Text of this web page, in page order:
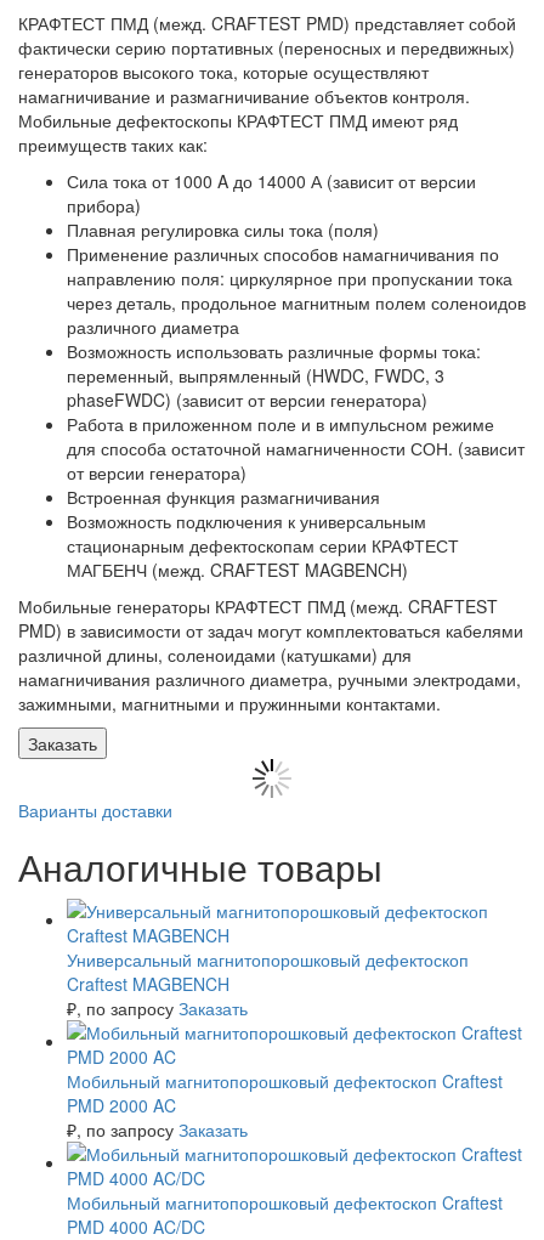
КРАФТЕСТ ПМД (межд. CRAFTEST PMD) представляет собой
фактически серию портативных (переносных и передвижных)
генераторов высокого тока, которые осуществляют
намагничивание и размагничивание объектов контроля.
Мобильные дефектоскопы КРАФТЕСТ ПМД имеют ряд
преимуществ таких как:
Сила тока от 1000 A до 14000 А (зависит от версии
прибора)
Плавная регулировка силы тока (поля)
Применение различных способов намагничивания по
направлению поля: циркулярное при пропускании тока
через деталь, продольное магнитным полем соленоидов
различного диаметра
Возможность использовать различные формы тока:
переменный, выпрямленный (HWDC, FWDC, 3
phaseFWDC) (зависит от версии генератора)
Работа в приложенном поле и в импульсном режиме
для способа остаточной намагниченности СОН. (зависит
от версии генератора)
Встроенная функция размагничивания
Возможность подключения к универсальным
стационарным дефектоскопам серии КРАФТЕСТ
МАГБЕНЧ (межд. CRAFTEST MAGBENCH)
Мобильные генераторы КРАФТЕСТ ПМД (межд. CRAFTEST
PMD) в зависимости от задач могут комплектоваться кабелями
различной длины, соленоидами (катушками) для
намагничивания различного диаметра, ручными электродами,
зажимными, магнитными и пружинными контактами.
Заказать
Варианты доставки
Аналогичные товары
Универсальный магнитопорошковый дефектоскоп
Craftest MAGBENCH
₽, по запросу Заказать
Мобильный магнитопорошковый дефектоскоп Craftest
PMD 2000 AC
₽, по запросу Заказать
Мобильный магнитопорошковый дефектоскоп Craftest
PMD 4000 AC/DC